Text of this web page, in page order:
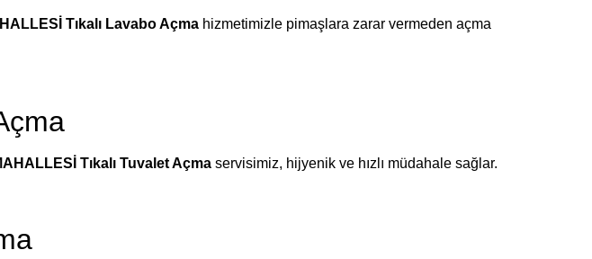
Tıkalı Lavabo Açma hizmetimizle pimaşlara zarar vermeden açma
Tıkalı Tuvalet Açma servisimiz, hijyenik ve hızlı müdahale sağlar.